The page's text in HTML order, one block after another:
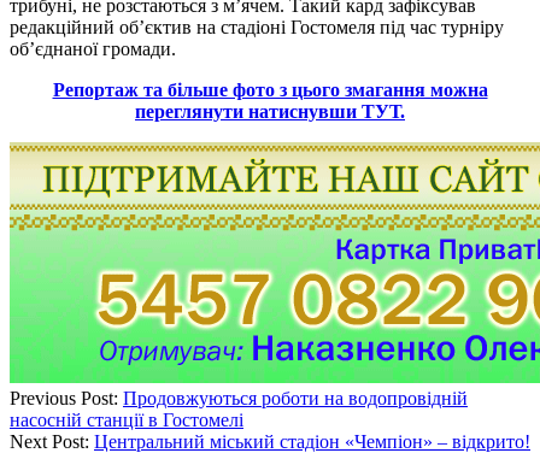
трибуні, не розстаються з м’ячем. Такий кард зафіксував
редакційний об’єктив на стадіоні Гостомеля під час турніру
об’єднаної громади.
Репортаж та більше фото з цього змагання можна
переглянути натиснувши ТУТ.
Previous Post: Продовжуються роботи на водопровідній
насосній станції в Гостомелі
Next Post: Центральний міський стадіон «Чемпіон» – відкрито!